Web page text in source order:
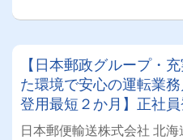
【日本郵政グループ・
た環境で安心の運転業
登用最短２か月】正社
度！
日本郵便輸送株式会社 北